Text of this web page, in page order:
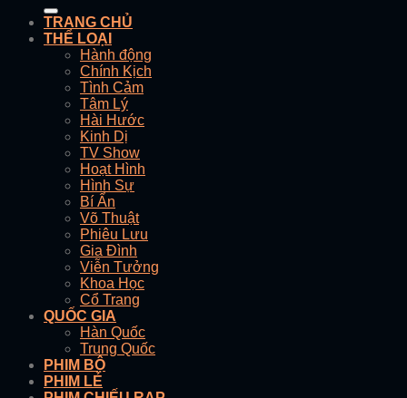
TRANG CHỦ
THỂ LOẠI
Hành động
Chính Kịch
Tình Cảm
Tâm Lý
Hài Hước
Kinh Dị
TV Show
Hoạt Hình
Hình Sự
Bí Ẩn
Võ Thuật
Phiêu Lưu
Gia Đình
Viễn Tưởng
Khoa Học
Cổ Trang
QUỐC GIA
Hàn Quốc
Trung Quốc
PHIM BỘ
PHIM LẺ